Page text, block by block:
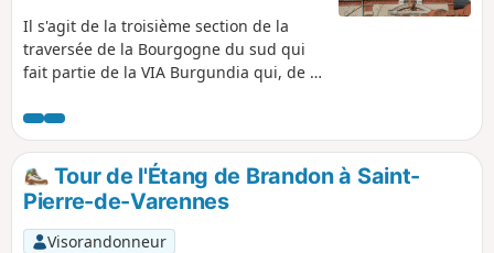
Il s'agit de la troisième section de la
traversée de la Bourgogne du sud qui
fait partie de la VIA Burgundia qui, de la
Montereau-Fault-Yonne, pernet de
rejoindre Macon en traversant toute la
Bourgogne. C'est aussi le chemin de la
Bourgogne Eternelle où l'histoire se
mêle au patrimoine pour nous révéler
sa belle nature.
Tour de l'Étang de Brandon à Saint-
Pierre-de-Varennes
Visorandonneur